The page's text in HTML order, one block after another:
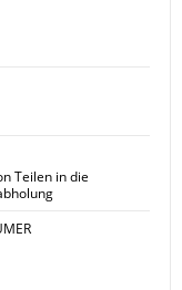
Teilen in die